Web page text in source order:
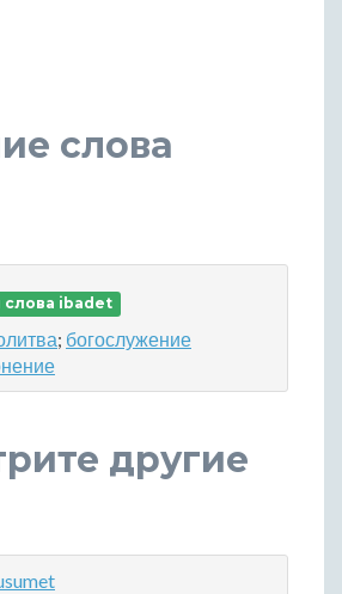
слова
ibadet
; богослужение
другие